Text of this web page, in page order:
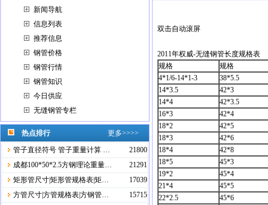
新闻导航
信息列表
推荐信息
钢管价格
钢管行情
钢管知识
今日供应
无缝钢管专栏
热点排行
更多>>>>
管子直径符号 管子重量计算 …
21800
成都100*50*2.5方钢理论重量…
21291
矩形管尺寸|矩形管规格表|矩…
17039
方管尺寸|方管规格表|方钢管…
15715
双击自动滚屏
2011年权威-无缝钢管长度规格表
规格
规格
4*1/6-14*1-3
38*5.5
14*3.5
42*3
14*4
42*3.5
16*3
42*4
18*2
42*5
18*3
42*6
18*4
42*8
18*5
45*3
19*2
45*4
21*4
45*5
22*2.5
45*6